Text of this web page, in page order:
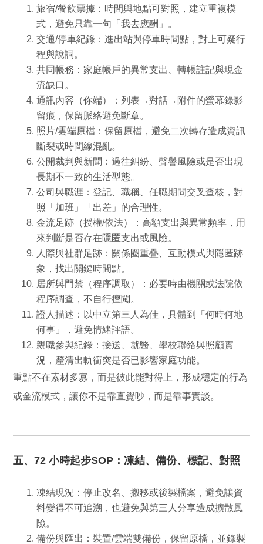
旅宿/餐飲票據： 時間與地點可對照，建立重複模
式，避免只靠一句「我去應酬」。
交通/停車紀錄：進出站與停車時間點，對上可疑行
程與說詞。
共同帳務： 家庭帳戶的異常支出、轉帳註記與現金
流缺口。
通訊內容（你端）：列表→對話→附件的螢幕錄影
留痕，保留脈絡避免斷章。
照片/雲端原檔：保留原檔，避免二次轉存造成資訊
斷裂或時間線混亂。
公開裁判與新聞：過往糾紛、聲譽風險或是否出現
長期不一致的生活型態。
公司與職涯：登記、職稱、任職期間交叉查核，對
照「加班」「出差」的合理性。
金流足跡（授權/依法）：高額支出與異常頻率，用
來判斷是否存在隱匿支出或風險。
人際與社群足跡： 關係圈重疊、互動模式與隱匿跡
象，找出關鍵時間點。
居所與門禁（程序調取）： 必要時由機關或法院依
程序調查，不自行擅闖。
證人描述： 以中立第三人為佳，具體到「何時何地
何事」，避免情緒評語。
親職參與紀錄：接送、就醫、學校聯絡與照顧實
況，釐清出軌衝突是否已影響家庭功能。
重點不在素材多寡，而是彼此能對得上，形成穩定的行為
或金流模式，讓你不是靠直覺吵，而是靠事實談。
五、72 小時起步SOP：凍結、備份、標記、對照
凍結現況：停止改名、搬移或後製檔案，避免讓資
料變得不可追溯，也避免與第三人分享造成擴散風
險。
備份與匯出： 裝置/雲端雙備份，保留原檔，並錄製